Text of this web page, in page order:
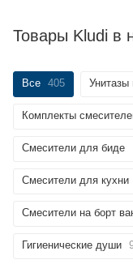
Товары Kludi в
Все 405 Унитазы
Комплекты
Смесители для биде
Смесители для кухни
Смесители на борт
Гигиенические души